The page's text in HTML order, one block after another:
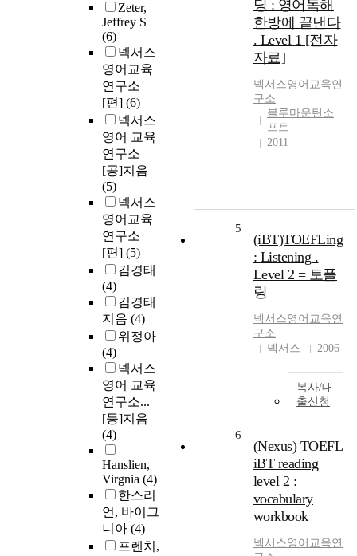
Zeter,
Jeffrey S
(6)
넥서스
영어교육
연구소
[편] (6)
넥서스
영어 교육
연구소
[공]지음
(5)
넥서스
영어교육
연구소
[편] (5)
김경태
(4)
김경태
지음 (4)
위정아
(4)
넥서스
영어 교육
연구소...
[등]지음
(4)
Hanslien,
Virgnia (4)
한스리
언, 바이그
니아 (4)
프렌치,
딩 : 영어독해
한방에 끝낸다
. Level 1 [전자
자료]
넥서스영어교육연
구소
블루마운틴소
프트
2011
5
(iBT)TOEFLing
: Listening .
Level 2 = 토플
링
넥서스영어교육연
구소
넥서스
2006
복사/대
출신청
6
(Nexus) TOEFL
iBT reading
level 2 :
vocabulary
workbook
넥서스영어교육연